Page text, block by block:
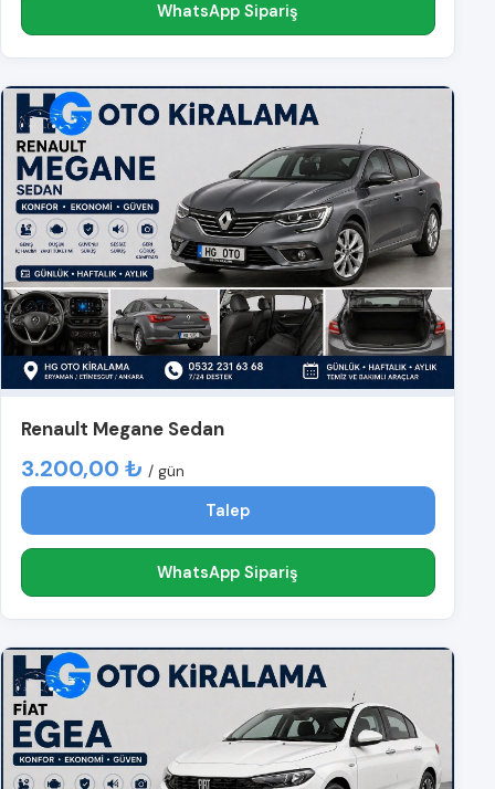
WhatsApp Sipariş
Renault Megane Sedan
3.200,00 ₺ / gün
Talep
WhatsApp Sipariş